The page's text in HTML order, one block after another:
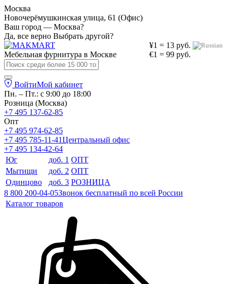
Москва
Новочерёмушкинская улица, 61 (Офис)
Ваш город — Москва?
Да, все верно Выбрать другой?
¥1 = 13 руб.
€1 = 99 руб.
Мебельная фурнитура в Москве
ВойтиМой кабинет
Пн. – Пт.: с 9:00 до 18:00
Розница (Москва)
+7 495 137-62-85
Опт
+7 495 974-62-85
+7 495 785-11-41Центральный офис
+7 495 134-42-64
Юг
доб. 1 ОПТ
Мытищи
доб. 2 ОПТ
Одинцово
доб. 3 РОЗНИЦА
8 800 200-04-05Звонок бесплатный по всей России
Каталог товаров